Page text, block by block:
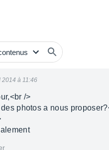
2014 à 11:46
/>
photos a nous